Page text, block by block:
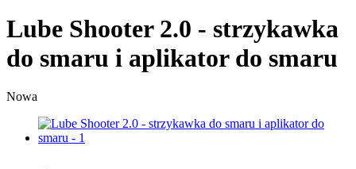
Lube Shooter 2.0 - strzykawka
do smaru i aplikator do smaru
Nowa